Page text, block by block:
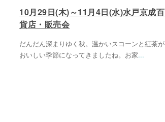
10月29日(木)～11月4日(水)水戸京成百
貨店・販売会
だんだん深まりゆく秋。温かいスコーンと紅茶が
おいしい季節になってきましたね。お家...